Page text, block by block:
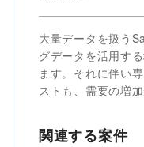
大量データを扱う
グデータを活用す
ます。それに伴い
ストも、需要の増
関連する案件